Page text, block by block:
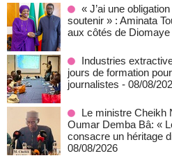
« J’ai une
soutenir » : Aminata
aux côtés de Diomaye
Industries
jours de formation
journalistes - 08/08/
Le ministre Cheikh
Oumar Demba Bâ: «
consacre un héritage
08/08/2026